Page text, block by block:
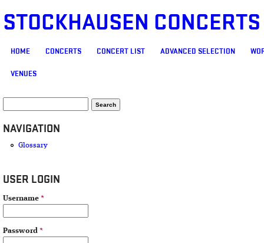
STOCKHAUSEN
MAIN MENU
HOME CONCERTS CONCERT LIST ADVANCED SELECTION
VENUES
SEARCH FORM
NAVIGATION
Glossary
USER LOGIN
Username *
Password *